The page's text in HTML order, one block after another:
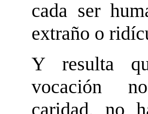
cada ser
extraño o
Y resulta
vocación
caridad, no